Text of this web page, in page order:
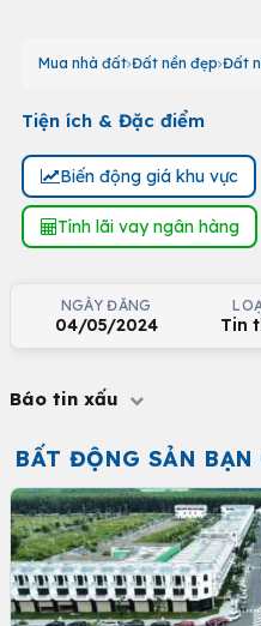
Mua nhà đất Đất nền đẹp Đất
Tiện ích & Đặc điểm
Biến động giá khu vực
Tính lãi vay ngân hàng
NGÀY ĐĂNG
04/05/2024 Tin
Báo tin xấu
BẤT ĐỘNG SẢN BẠN